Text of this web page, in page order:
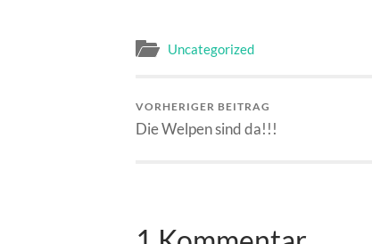
Uncategorized
VORHERIGER BEITRAG
Die Welpen sind da!!!